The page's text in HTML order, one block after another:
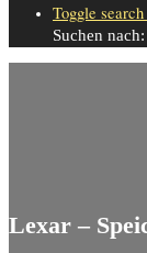
Toggle
Suchen nach:
Lexar –